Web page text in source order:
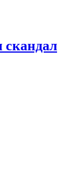
скандал